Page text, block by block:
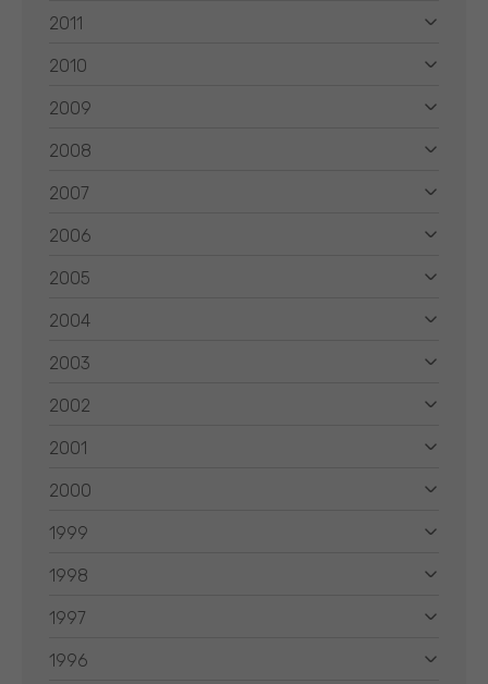
2011
2010
2009
2008
2007
2006
2005
2004
2003
2002
2001
2000
1999
1998
1997
1996